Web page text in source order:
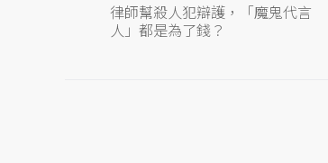
律師幫殺人犯辯護，「魔鬼代言
人」都是為了錢？